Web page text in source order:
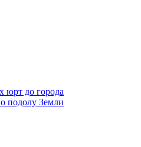
юрт до города
подолу Земли